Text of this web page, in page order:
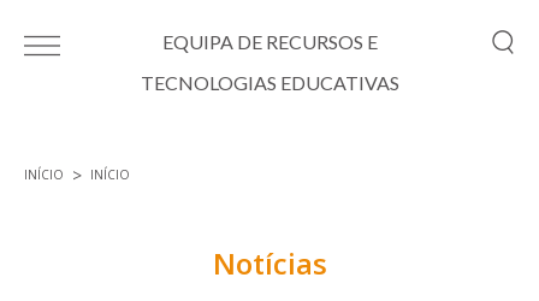
EQUIPA DE RECURSOS E
TECNOLOGIAS EDUCATIVAS
INÍCIO INÍCIO
Notícias